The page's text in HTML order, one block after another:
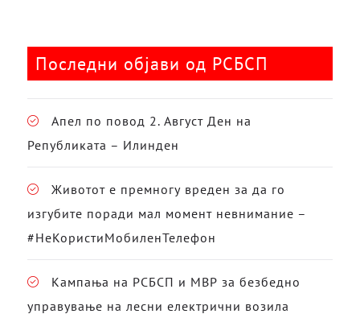
Последни објави од РСБСП
Апел по повод 2. Август Ден на
Републиката – Илинден
Животот е премногу вреден за да го
изгубите поради мал момент невнимание –
#НеКористиМобиленТелефон
Кампања на РСБСП и МВР за безбедно
управување на лесни електрични возила